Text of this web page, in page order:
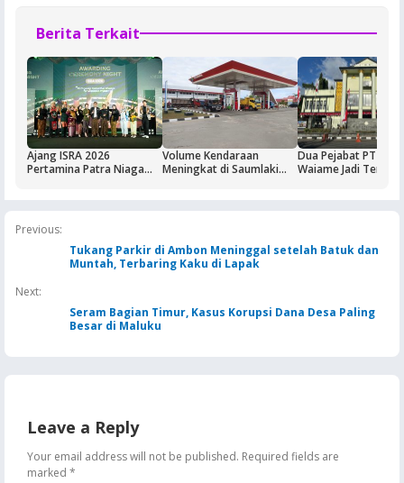
Berita Terkait
Ajang ISRA 2026
Pertamina Patra Niaga
Volume Kendaraan
Meningkat di Saumlaki
Dua Pejabat PT Dok
Waiame Jadi
Previous:
Tukang Parkir di Ambon Meninggal setelah Batuk dan
Muntah, Terbaring Kaku di Lapak
Next:
Seram Bagian Timur, Kasus Korupsi Dana Desa Paling
Besar di Maluku
Leave a Reply
Your email address will not be published. Required fields are
marked *